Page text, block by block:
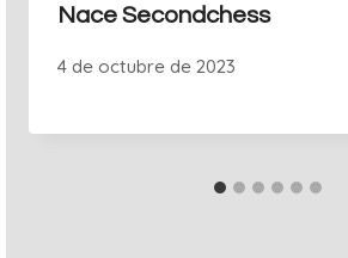
Nace Secondchess
4 de octubre de 2023